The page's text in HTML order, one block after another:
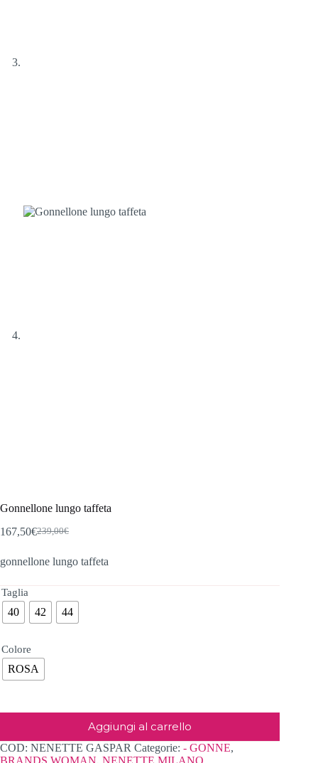
Gonnellone lungo taffeta
239,00€
Il
originale
167,50€Il
attuale
gonnellone lungo taffeta
Taglia
40 42 44
Colore
ROSA
Aggiungi al carrello
COD: NENETTE GASPAR Categorie: - GONNE,
BRANDS WOMAN, NENETTE MILANO